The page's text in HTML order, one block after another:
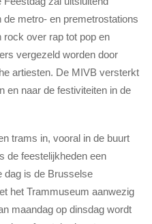
metro- en premetrostations
rock over rap tot pop en
vergezeld worden door
artiesten. De MIVB versterkt
en naar de festiviteiten in de
trams in, vooral in de buurt
de feestelijkheden een
dag is de Brusselse
het Trammuseum aanwezig
maandag op dinsdag wordt